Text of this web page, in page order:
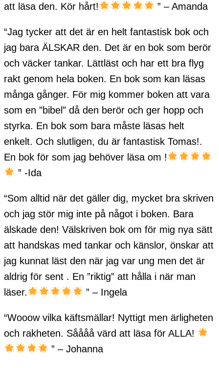
att läsa den. Kör hårt!
” – Amanda
“Jag tycker att det är en helt fantastisk bok och
jag bara ÄLSKAR den. Det är en bok som berör
och väcker tankar. Lättläst och har ett bra flyg
rakt genom hela boken. En bok som kan läsas
många gånger. För mig kommer boken att vara
som en ”bibel” då den berör och ger hopp och
styrka. En bok som bara måste läsas helt
enkelt. Och slutligen, du är fantastisk Tomas!.
En bok för som jag behöver läsa om !
” -Ida
“Som alltid när det gäller dig, mycket bra skriven
och jag stör mig inte på något i boken. Bara
älskade den! Välskriven bok om för mig nya sätt
att handskas med tankar och känslor, önskar att
jag kunnat läst den när jag var ung men det är
aldrig för sent . En ”riktig” att hålla i när man
läser.
” – Ingela
“Wooow vilka käftsmällar! Nyttigt men ärligheten
och rakheten. Såååå värd att läsa för ALLA!
” – Johanna